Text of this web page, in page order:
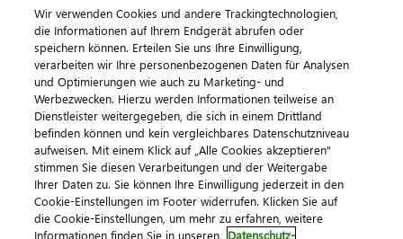
© 2026 DATEV eG
ImpressumDatenschutzAGB Kontakt
Cookie-Einstellungen
Wir verwenden Cookies und andere Trackingtechnologien,
die Informationen auf Ihrem Endgerät abrufen oder
speichern können. Erteilen Sie uns Ihre Einwilligung,
verarbeiten wir Ihre personenbezogenen Daten für Analysen
und Optimierungen wie auch zu Marketing- und
Werbezwecken. Hierzu werden Informationen teilweise an
Dienstleister weitergegeben, die sich in einem Drittland
befinden können und kein vergleichbares Datenschutzniveau
aufweisen. Mit einem Klick auf „Alle Cookies akzeptieren"
stimmen Sie diesen Verarbeitungen und der Weitergabe
Ihrer Daten zu. Sie können Ihre Einwilligung jederzeit in den
Cookie-Einstellungen im Footer widerrufen. Klicken Sie auf
die Cookie-Einstellungen, um mehr zu erfahren, weitere
Informationen finden Sie in unseren Datenschutz-